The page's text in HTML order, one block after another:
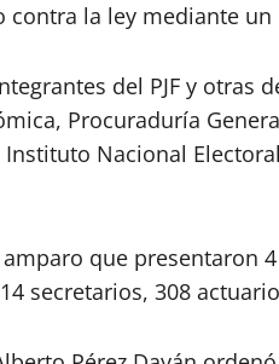
contra la ley mediante
del PJF y otras
Procuraduría
Instituto Nacional
que presentaron
secretarios, 308